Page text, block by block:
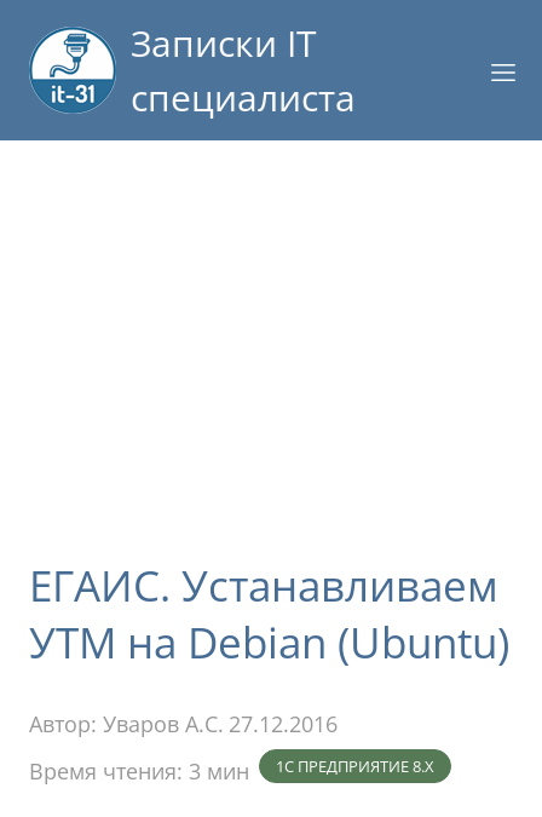
Записки IT
специалиста
ЕГАИС. Устанавливаем
УТМ на Debian (Ubuntu)
Автор: Уваров А.С. 27.12.2016
Время чтения: 3 мин
1С ПРЕДПРИЯТИЕ 8.X